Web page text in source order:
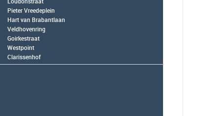
Pieter Vreedeplein
Hart van Brabantlaan
Veldhovenring
Goirkestraat
Westpoint
Clarissenhof